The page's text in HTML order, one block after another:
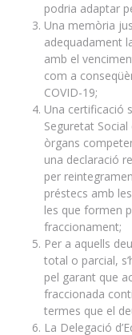
podria adaptar
Una memòria
adequadament
amb el
com a
COVID-19;
Una certificació
Seguretat Social
òrgans
una declaració
per
préstecs amb
les que formen
fraccionament;
Per a aquells
total o parcial,
pel garant que
fraccionada
termes que el
La Delegació